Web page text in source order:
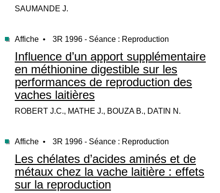
SAUMANDE J.
Affiche • 3R 1996 - Séance : Reproduction
Influence d’un apport supplémentaire
en méthionine digestible sur les
performances de reproduction des
vaches laitières
ROBERT J.C., MATHE J., BOUZA B., DATIN N.
Affiche • 3R 1996 - Séance : Reproduction
Les chélates d’acides aminés et de
métaux chez la vache laitière : effets
sur la reproduction